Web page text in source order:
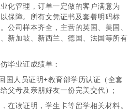
化管理，订单一定做的客户满意为
保障。所有文凭证书及套餐明码标
公司样本齐全，主营的英国、美国、
新加坡、新西兰、德国、法国等所有
毕业证成绩单：
国人员证明+教育部学历认证（全套
父母及亲朋好友一份完美交代）;
在读证明，学生卡等留学相关材料。